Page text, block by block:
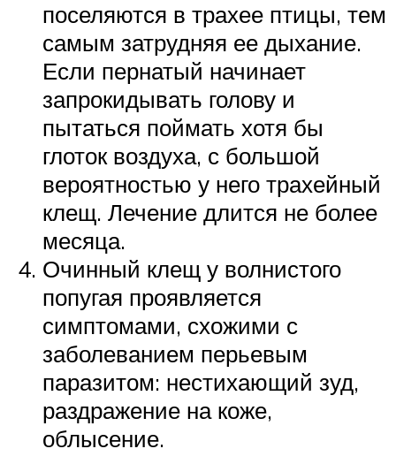
поселяются в трахее птицы, тем
самым затрудняя ее дыхание.
Если пернатый начинает
запрокидывать голову и
пытаться поймать хотя бы
глоток воздуха, с большой
вероятностью у него трахейный
клещ. Лечение длится не более
месяца.
Очинный клещ у волнистого
попугая проявляется
симптомами, схожими с
заболеванием перьевым
паразитом: нестихающий зуд,
раздражение на коже,
облысение.